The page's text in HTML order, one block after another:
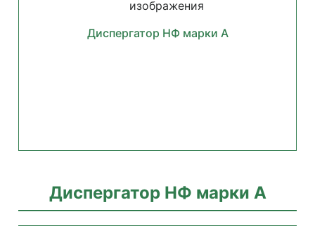
Диспергатор НФ марки А
Диспергатор НФ марки А